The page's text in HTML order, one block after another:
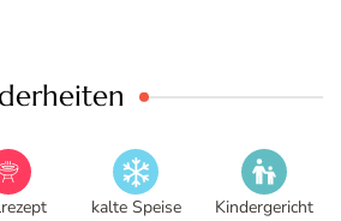
kalte Speise Kindergericht